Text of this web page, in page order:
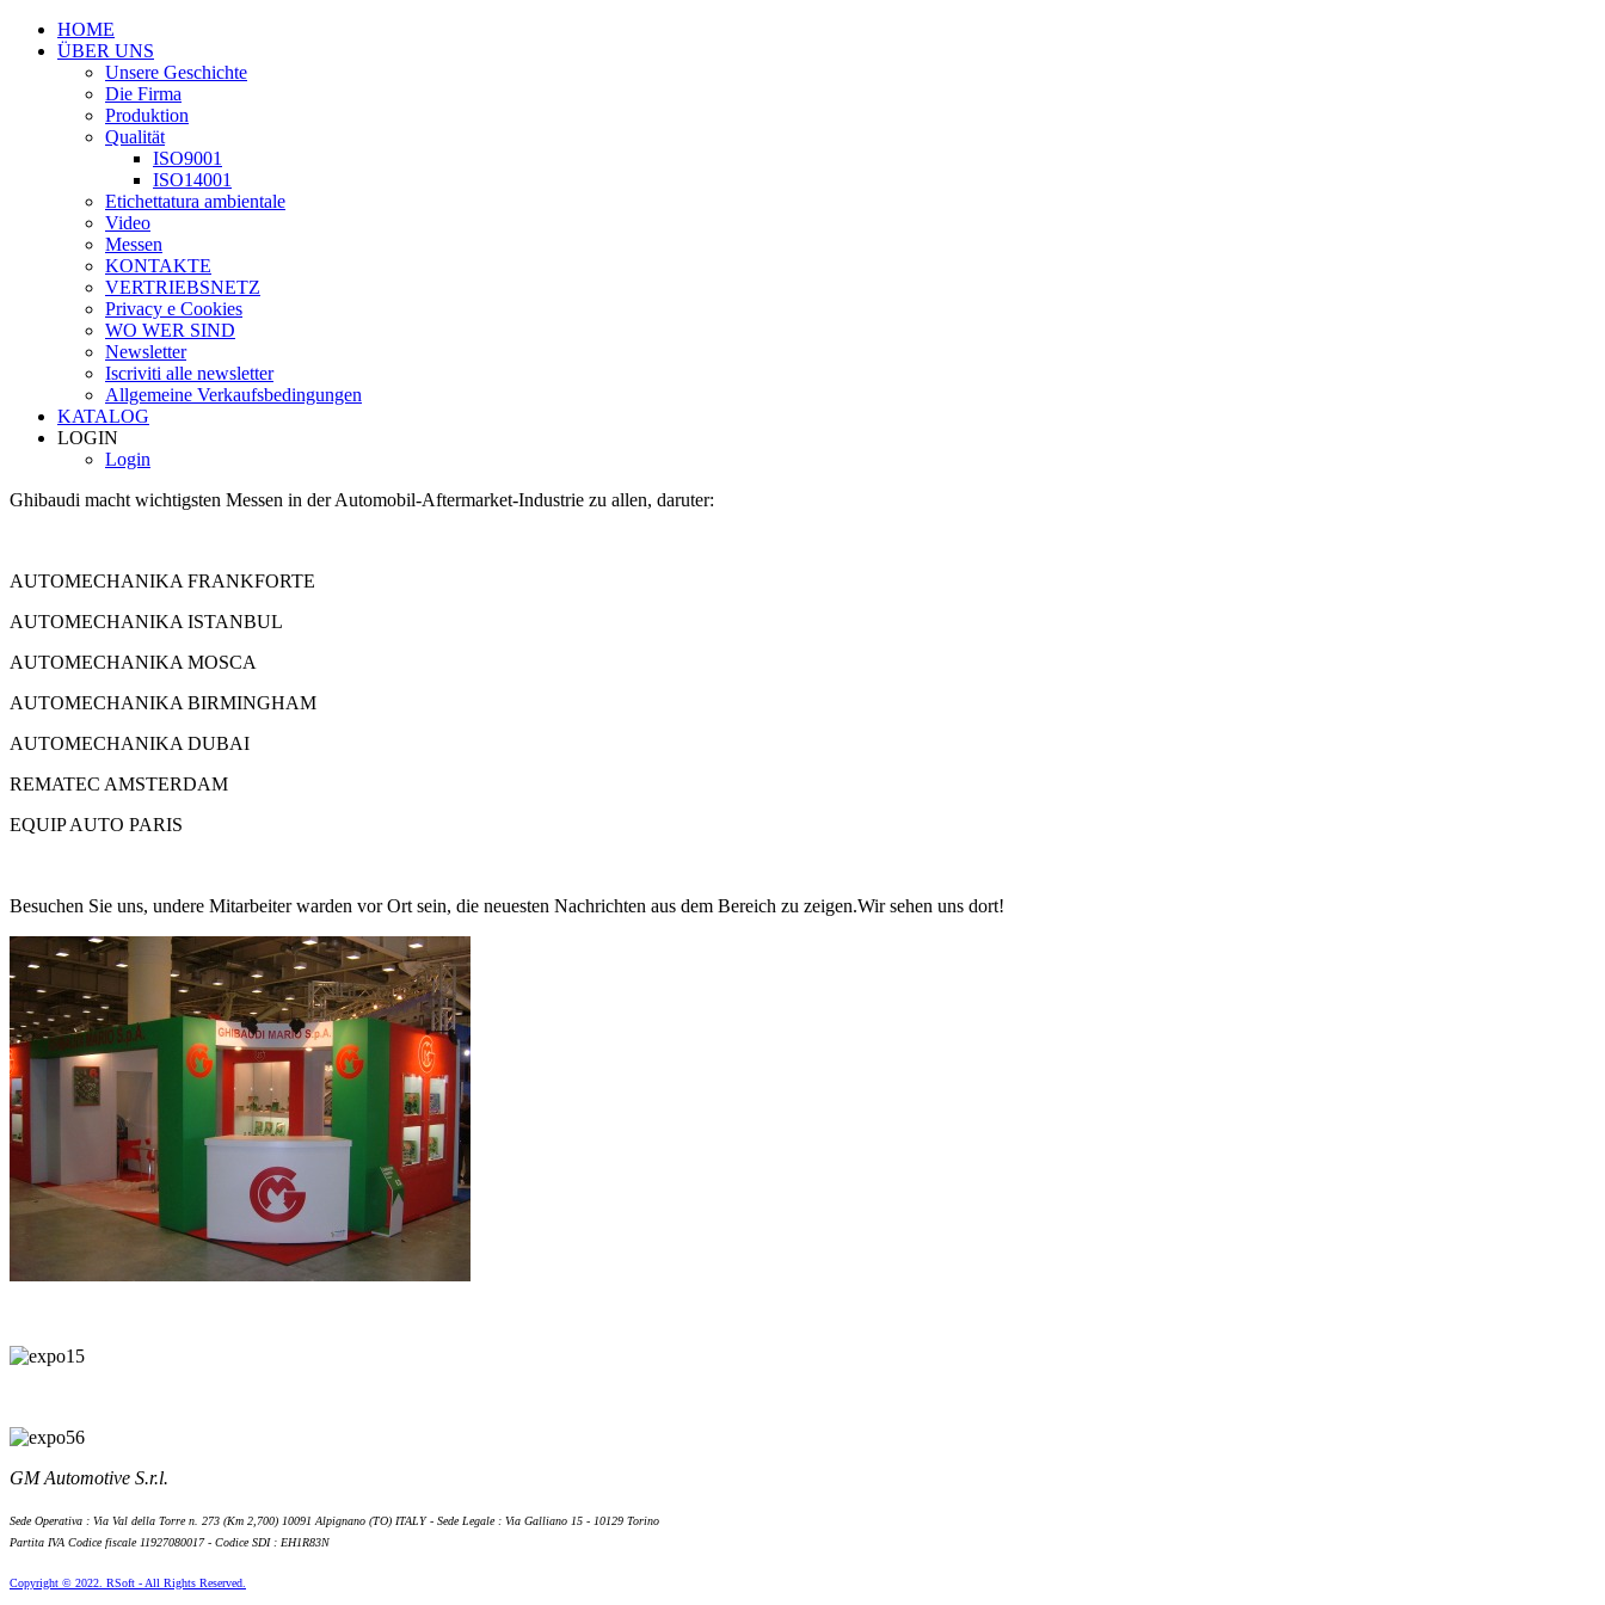
HOME
ÜBER UNS
Unsere Geschichte
Die Firma
Produktion
Qualität
ISO9001
ISO14001
Etichettatura ambientale
Video
Messen
KONTAKTE
VERTRIEBSNETZ
Privacy e Cookies
WO WER SIND
Newsletter
Iscriviti alle newsletter
Allgemeine Verkaufsbedingungen
KATALOG
LOGIN
Login
Ghibaudi macht wichtigsten Messen in der Automobil-Aftermarket-Industrie zu allen, daruter:
AUTOMECHANIKA FRANKFORTE
AUTOMECHANIKA ISTANBUL
AUTOMECHANIKA MOSCA
AUTOMECHANIKA BIRMINGHAM
AUTOMECHANIKA DUBAI
REMATEC AMSTERDAM
EQUIP AUTO PARIS
Besuchen Sie uns, undere Mitarbeiter warden vor Ort sein, die neuesten Nachrichten aus dem Bereich zu zeigen.Wir sehen uns dort!
GM Automotive S.r.l.
Sede Operativa : Via Val della Torre n. 273 (Km 2,700) 10091 Alpignano (TO) ITALY - Sede Legale : Via Galliano 15 - 10129 Torino
Partita IVA Codice fiscale 11927080017 - Codice SDI : EH1R83N
Copyright © 2022. RSoft - All Rights Reserved.